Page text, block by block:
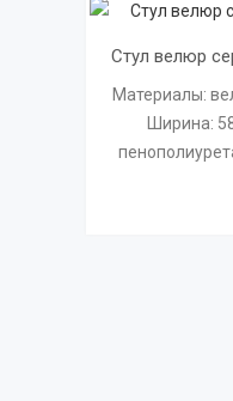
Стул велюр
Материалы:
Ширина: